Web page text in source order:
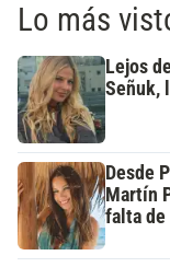
Lo más
Lejos
Señuk,
Desde
Martín
falta de